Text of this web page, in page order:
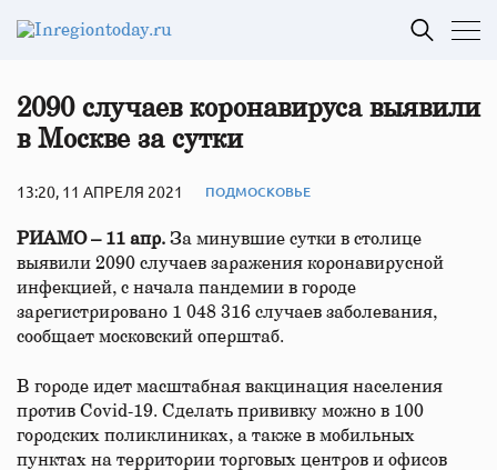
2090 случаев коронавируса выявили
в Москве за сутки
13:20, 11 АПРЕЛЯ 2021 ПОДМОСКОВЬЕ
РИАМО – 11 апр. За минувшие сутки в столице
выявили 2090 случаев заражения коронавирусной
инфекцией, с начала пандемии в городе
зарегистрировано 1 048 316 случаев заболевания,
сообщает московский оперштаб.
В городе идет масштабная вакцинация населения
против Covid-19. Сделать прививку можно в 100
городских поликлиниках, а также в мобильных
пунктах на территории торговых центров и офисов